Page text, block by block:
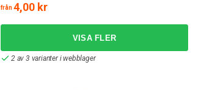
från4,00 kr
2 av 3 varianter i webblager